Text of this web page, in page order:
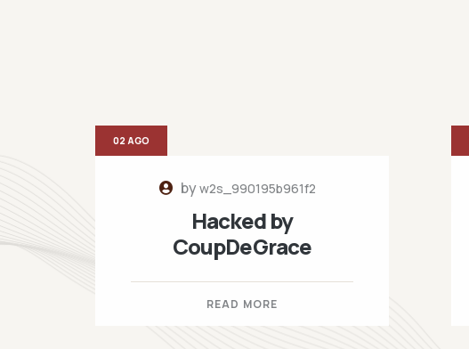
byw2s_990195b961f2
Hacked by
CoupDeGrace
READ MORE
02 AGO